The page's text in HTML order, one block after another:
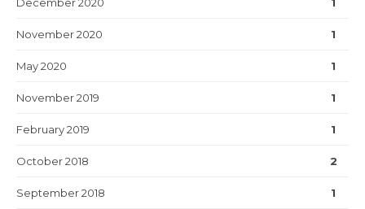
November 2020 1
May 2020 1
November 2019 1
February 2019 1
October 2018 2
September 2018 1